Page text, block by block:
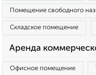
Помещение свободного
Складское помещение
Аренда
Офисное помещение